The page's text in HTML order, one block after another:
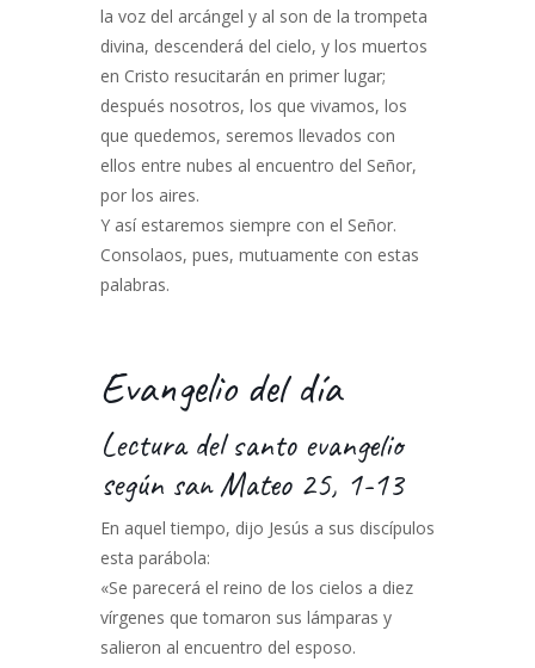
la voz del arcángel y al son de la trompeta
divina, descenderá del cielo, y los muertos
en Cristo resucitarán en primer lugar;
después nosotros, los que vivamos, los
que quedemos, seremos llevados con
ellos entre nubes al encuentro del Señor,
por los aires.
Y así estaremos siempre con el Señor.
Consolaos, pues, mutuamente con estas
palabras.
Evangelio del día
Lectura del santo evangelio
según san Mateo 25, 1-13
En aquel tiempo, dijo Jesús a sus discípulos
esta parábola:
«Se parecerá el reino de los cielos a diez
vírgenes que tomaron sus lámparas y
salieron al encuentro del esposo.